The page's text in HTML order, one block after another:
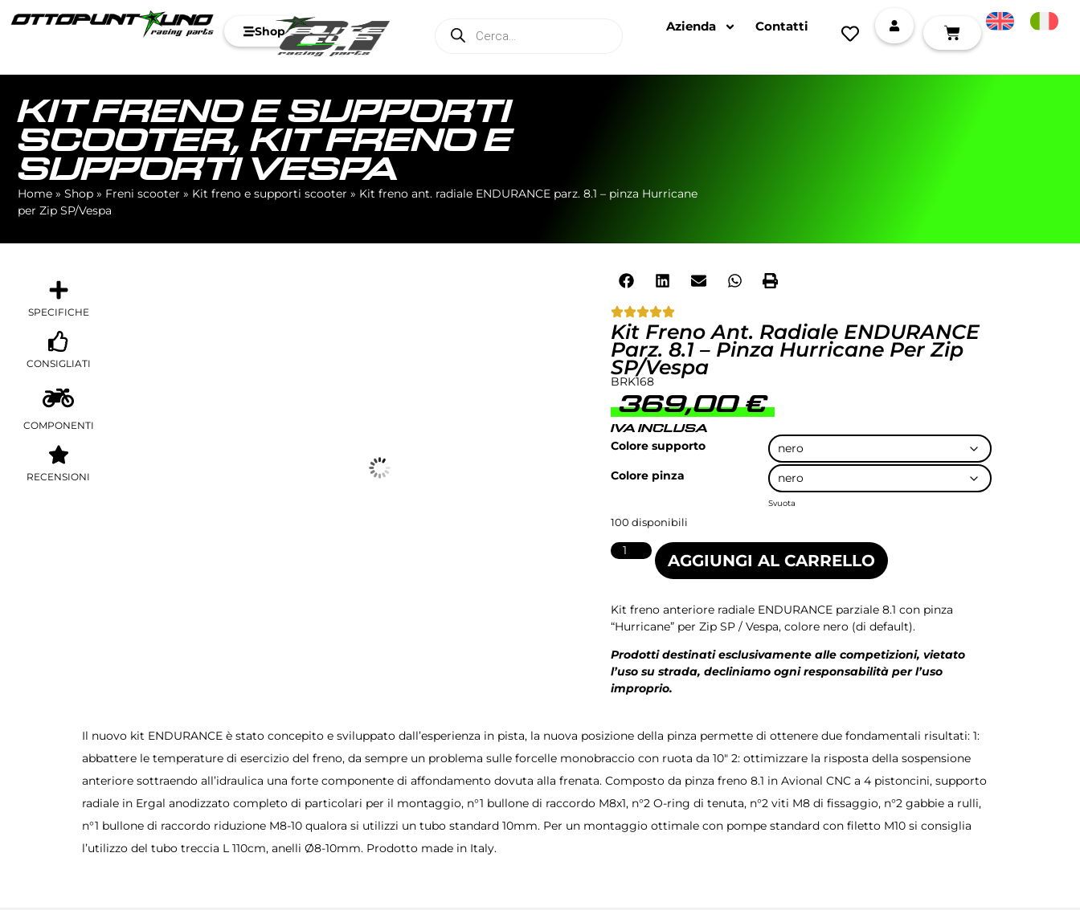
Shop Azienda Contatti
KIT FRENO E SUPPORTI
SCOOTER,KIT FRENO E
SUPPORTI VESPA
Home » Shop » Freni scooter » Kit freno e supporti scooter » Kit freno ant. radiale ENDURANCE parz. 8.1 – pinza Hurricane
per Zip SP/Vespa
SPECIFICHE
CONSIGLIATI
COMPONENTI
RECENSIONI
Kit Freno Ant. Radiale ENDURANCE
Parz. 8.1 – Pinza Hurricane Per Zip
SP/Vespa
BRK168
369,00€
IVA INCLUSA
Colore supporto
Colore pinza
Svuota
100 disponibili
AGGIUNGI AL CARRELLO
Kit freno anteriore radiale ENDURANCE parziale 8.1 con pinza
“Hurricane” per Zip SP / Vespa, colore nero (di default).
Prodotti destinati esclusivamente alle competizioni, vietato
l’uso su strada, decliniamo ogni responsabilità per l’uso
improprio.
Il nuovo kit ENDURANCE è stato concepito e sviluppato dall’esperienza in pista, la nuova posizione della pinza permette di ottenere due fondamentali risultati: 1:
abbattere le temperature di esercizio del freno, da sempre un problema sulle forcelle monobraccio con ruota da 10″ 2: ottimizzare la risposta della sospensione
anteriore sottraendo all’idraulica una forte componente di affondamento dovuta alla frenata. Composto da pinza freno 8.1 in Avional CNC a 4 pistoncini, supporto
radiale in Ergal anodizzato completo di particolari per il montaggio, n°1 bullone di raccordo M8x1, n°2 O-ring di tenuta, n°2 viti M8 di fissaggio, n°2 gabbie a rulli,
n°1 bullone di raccordo riduzione M8-10 qualora si utilizzi un tubo standard 10mm. Per un montaggio ottimale con pompe standard con filetto M10 si consiglia
l’utilizzo del tubo treccia L 110cm, anelli Ø8-10mm. Prodotto made in Italy.